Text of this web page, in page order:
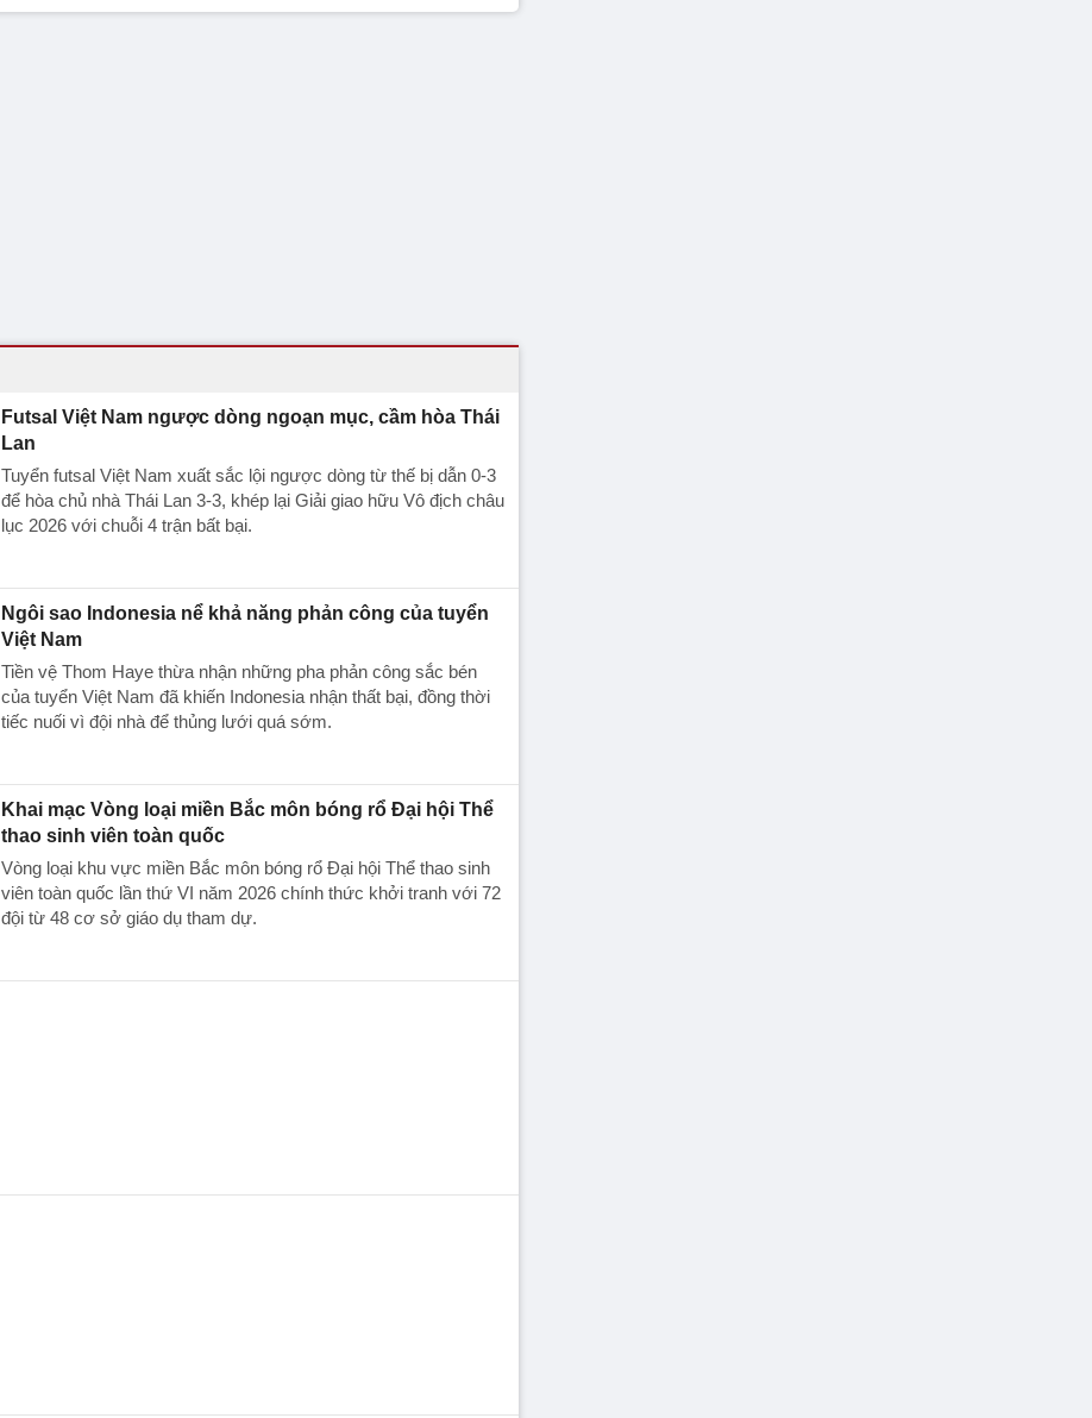
Futsal Việt Nam ngược dòng ngoạn mục, cầm hòa Thái
Lan
Tuyển futsal Việt Nam xuất sắc lội ngược dòng từ thế bị dẫn 0-3
để hòa chủ nhà Thái Lan 3-3, khép lại Giải giao hữu Vô địch châu
lục 2026 với chuỗi 4 trận bất bại.
Ngôi sao Indonesia nể khả năng phản công của tuyển
Việt Nam
Tiền vệ Thom Haye thừa nhận những pha phản công sắc bén
của tuyển Việt Nam đã khiến Indonesia nhận thất bại, đồng thời
tiếc nuối vì đội nhà để thủng lưới quá sớm.
Khai mạc Vòng loại miền Bắc môn bóng rổ Đại hội Thể
thao sinh viên toàn quốc
Vòng loại khu vực miền Bắc môn bóng rổ Đại hội Thể thao sinh
viên toàn quốc lần thứ VI năm 2026 chính thức khởi tranh với 72
đội từ 48 cơ sở giáo dụ tham dự.